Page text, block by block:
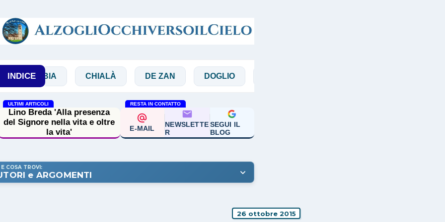
INDICE
BIBBIA CHIALÀ DE ZAN DOGLIO MAGGI
ULTIMI ARTICOLI
Lino Breda 'Alla presenza
del Signore nella vita e oltre
la vita'
RESTA IN CONTATTO
E-MAIL
NEWSLETTE
R
SEGUI IL
BLOG
E COSA TROVI:
e ARGOMENTI
26 ottobre 2015